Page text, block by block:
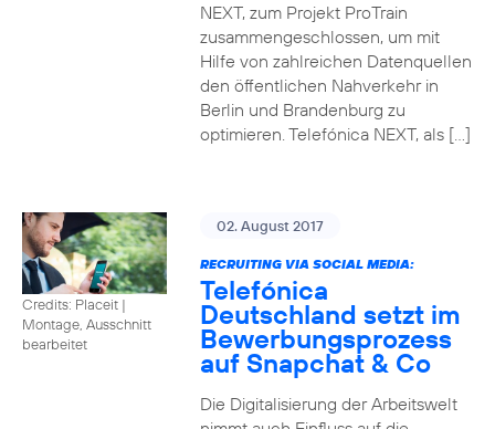
NEXT, zum Projekt ProTrain
zusammengeschlossen, um mit
Hilfe von zahlreichen Datenquellen
den öffentlichen Nahverkehr in
Berlin und Brandenburg zu
optimieren. Telefónica NEXT, als […]
Credits: Placeit |
Montage, Ausschnitt
bearbeitet
02. August 2017
RECRUITING VIA SOCIAL MEDIA:
Telefónica
Deutschland setzt im
Bewerbungsprozess
auf Snapchat & Co
Die Digitalisierung der Arbeitswelt